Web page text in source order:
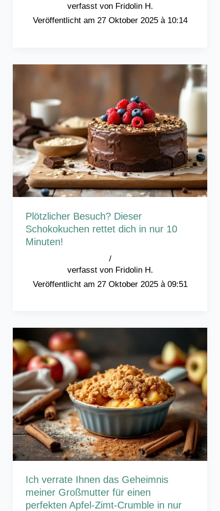
Fridolin H.
27 Oktober 2025 à 10:14
Plötzlicher Besuch? Dieser
Schokokuchen rettet dich in nur 10
Minuten!
Fridolin H.
/
27 Oktober 2025 à 09:51
Ich verrate Ihnen das Geheimnis
meiner Großmutter für einen
perfekten Apfel-Zimt-Crumble in nur